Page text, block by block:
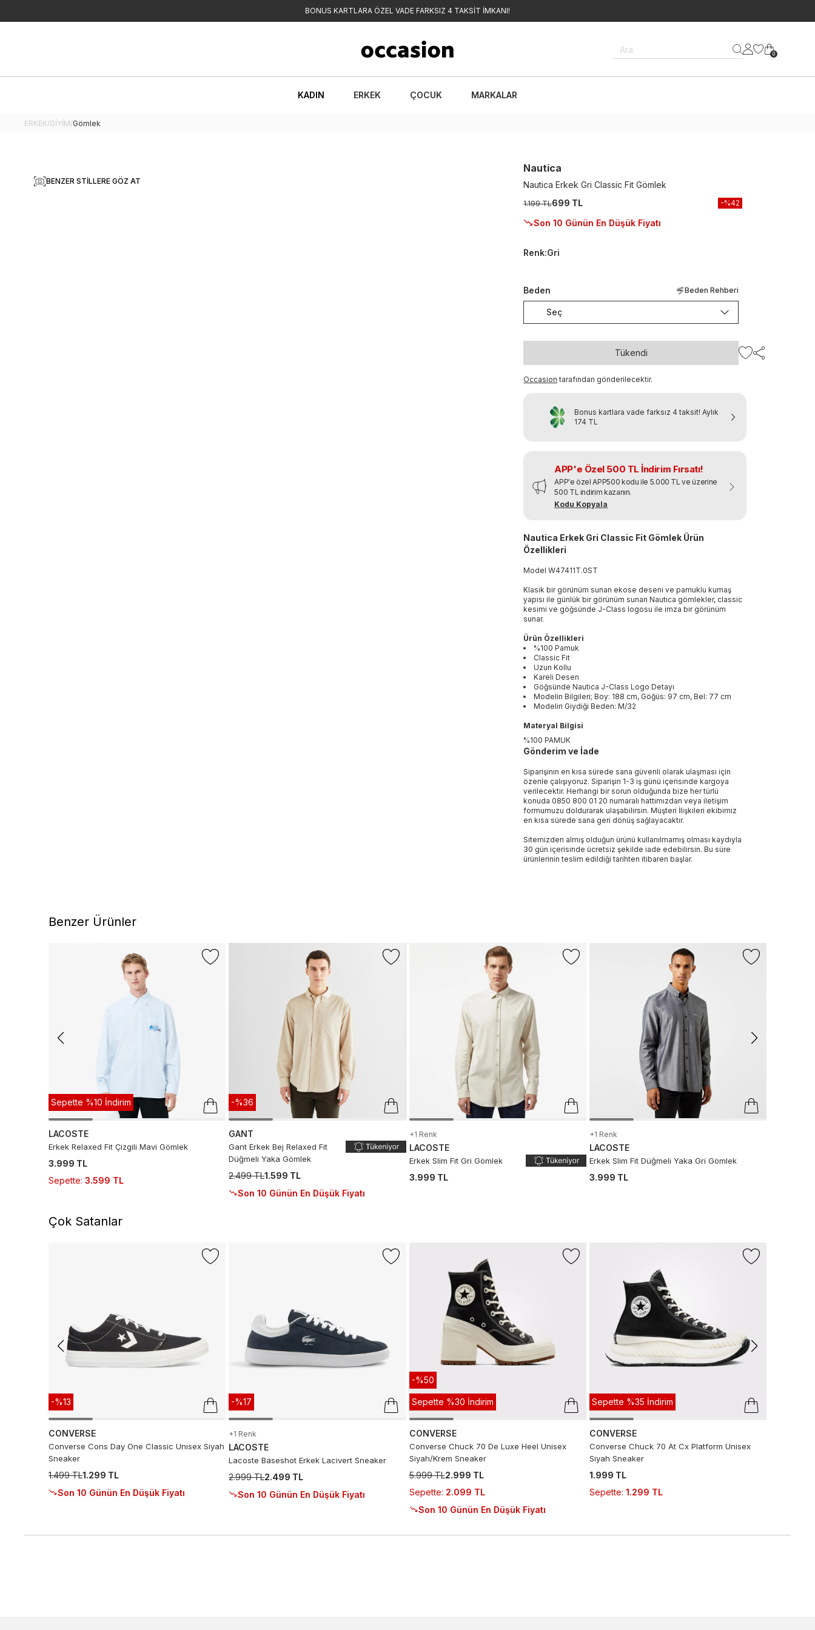
BONUS KARTLARA ÖZEL VADE FARKSIZ 4 TAKSİT İMKANI!
Ara 0
KADIN ERKEK ÇOCUK MARKALAR
ERKEK/GİYİM/Gömlek
BENZER STILLERE GÖZ AT
Nautica
Nautica Erkek Gri Classic Fit Gömlek
1.199 TL699 TL -%42
Son 10 Günün En Düşük Fiyatı
Renk:Gri
Beden Beden Rehberi
Seç
Tükendi
Occasion tarafından gönderilecektir.
Bonus kartlara vade farksız 4 taksit! Aylık
174 TL
APP'e Özel 500 TL İndirim Fırsatı!
APP'e özel APP500 kodu ile 5.000 TL ve üzerine
500 TL indirim kazanın.
Kodu Kopyala
Nautica Erkek Gri Classic Fit Gömlek Ürün
Özellikleri
ModelW47411T.0ST
Klasik bir görünüm sunan ekose deseni ve pamuklu kumaş
yapısı ile günlük bir görünüm sunan Nautica gömlekler, classic
kesimi ve göğsünde J-Class logosu ile imza bir görünüm
sunar.
Ürün Özellikleri
%100 Pamuk
Classic Fit
Uzun Kollu
Kareli Desen
Göğsünde Nautica J-Class Logo Detayı
Modelin Bilgileri; Boy: 188 cm, Göğüs: 97 cm, Bel: 77 cm
Modelin Giydiği Beden: M/32
Materyal Bilgisi
%100 PAMUK
Gönderim ve İade
Siparişinin en kısa sürede sana güvenli olarak ulaşması için
özenle çalışıyoruz. Siparişin 1-3 iş günü içerisinde kargoya
verilecektir. Herhangi bir sorun olduğunda bize her türlü
konuda 0850 800 01 20 numaralı hattımızdan veya iletişim
formumuzu doldurarak ulaşabilirsin. Müşteri İlişkileri ekibimiz
en kısa sürede sana geri dönüş sağlayacaktır.
Sitemizden almış olduğun ürünü kullanılmamış olması kaydıyla
30 gün içerisinde ücretsiz şekilde iade edebilirsin. Bu süre
ürünlerinin teslim edildiği tarihten itibaren başlar.
Benzer Ürünler
Sepette %10 İndirim
LACOSTE
Erkek Relaxed Fit Çizgili Mavi Gömlek
3.999 TL
Sepette: 3.599 TL
-%36
GANT
Gant Erkek Bej Relaxed Fit
Düğmeli Yaka Gömlek
2.499 TL1.599 TL
Son 10 Günün En Düşük Fiyatı
+1 Renk
LACOSTE
Erkek Slim Fit Gri Gömlek
3.999 TL
+1 Renk
LACOSTE
Erkek Slim Fit Düğmeli Yaka Gri Gömlek
3.999 TL
Çok Satanlar
-%13
CONVERSE
Converse Cons Day One Classic Unisex Siyah
Sneaker
1.499 TL1.299 TL
Son 10 Günün En Düşük Fiyatı
-%17
+1 Renk
LACOSTE
Lacoste Baseshot Erkek Lacivert Sneaker
2.999 TL2.499 TL
Son 10 Günün En Düşük Fiyatı
-%50
Sepette %30 İndirim
CONVERSE
Converse Chuck 70 De Luxe Heel Unisex
Siyah/Krem Sneaker
5.999 TL2.999 TL
Sepette: 2.099 TL
Son 10 Günün En Düşük Fiyatı
Sepette %35 İndirim
CONVERSE
Converse Chuck 70 At Cx Platform Unisex
Siyah Sneaker
1.999 TL
Sepette: 1.299 TL